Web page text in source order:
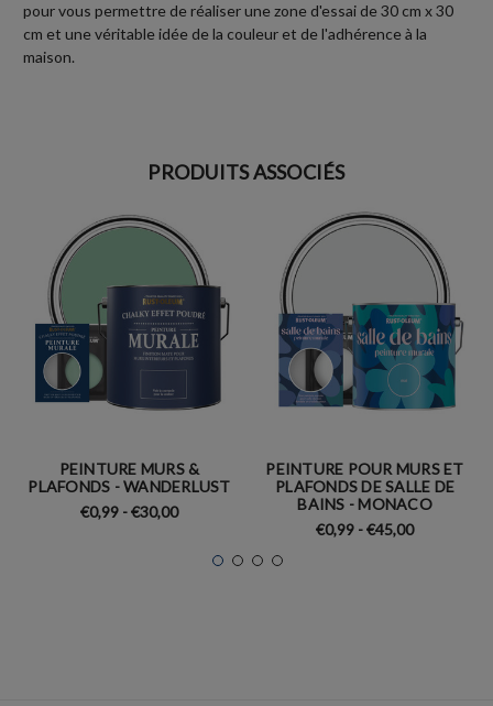
pour vous permettre de réaliser une zone d'essai de 30 cm x 30
cm et une véritable idée de la couleur et de l'adhérence à la
maison.
PRODUITS ASSOCIÉS
PEINTURE MURS &
PLAFONDS - WANDERLUST
€0,99 - €30,00
PEINTURE POUR MURS ET
PLAFONDS DE SALLE DE
BAINS - MONACO
€0,99 - €45,00